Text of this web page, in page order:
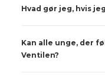
Hvad gør jeg, hvis
Kan alle unge, der
Ventilen?